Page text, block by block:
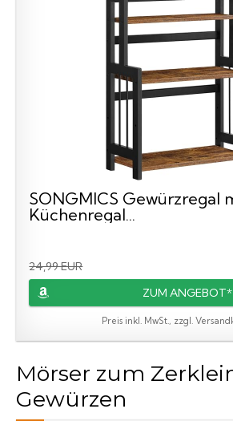
SONGMICS Gewürzregal
Küchenregal...
24,99 EUR
ZUM ANGEBOT*
Preis inkl. MwSt., zzgl.
Mörser zum
Gewürzen